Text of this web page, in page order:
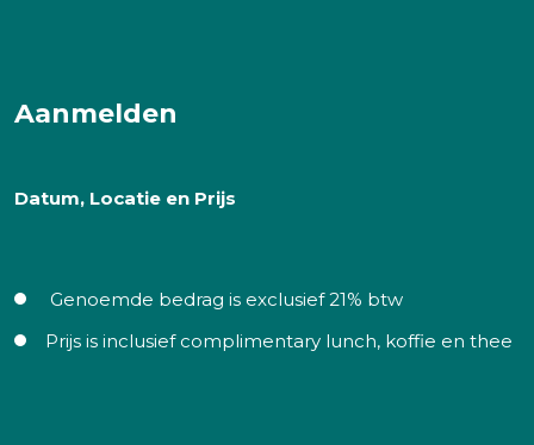
Aanmelden
Datum, Locatie en Prijs
Genoemde bedrag is exclusief 21% btw
Prijs is inclusief complimentary lunch, koffie en thee